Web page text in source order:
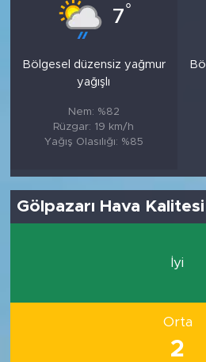
7°
Bölgesel düzensiz yağmur
yağışlı
Nem: %82
Rüzgar: 19 km/h
Yağış Olasılığı: %85
Gölpazarı Hava Kalitesi
İyi
Orta
2